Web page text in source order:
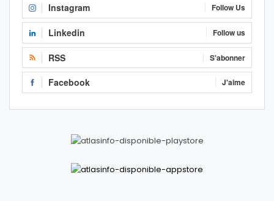
Instagram Follow Us
Linkedin Follow us
RSS S'abonner
Facebook J'aime